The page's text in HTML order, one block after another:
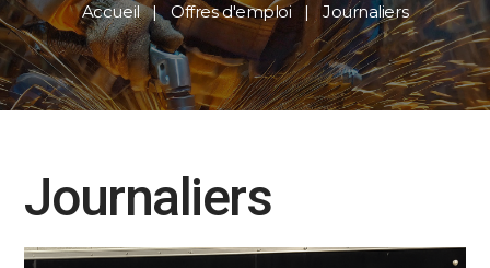
Accueil Offres d'emploi Journaliers
Journaliers